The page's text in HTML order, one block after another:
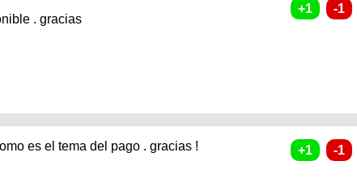
. gracias
es el tema del pago . gracias !